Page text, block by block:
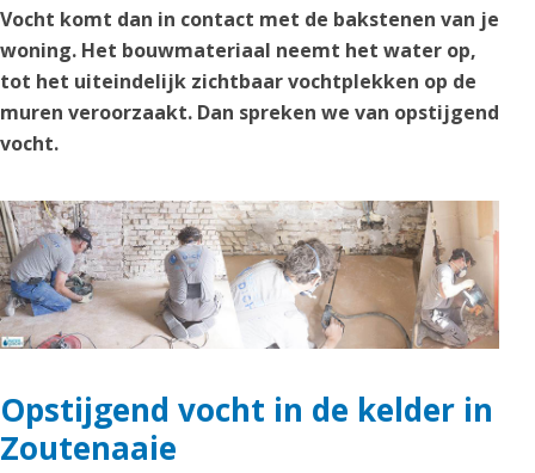
Vocht komt dan in contact met de bakstenen van je
woning. Het bouwmateriaal neemt het water op,
tot het uiteindelijk zichtbaar vochtplekken op de
muren veroorzaakt. Dan spreken we van opstijgend
vocht.
Opstijgend vocht in de kelder in
Zoutenaaie